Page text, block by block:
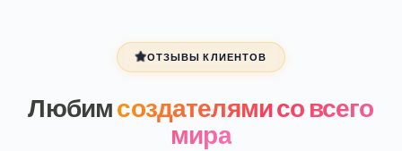
ОТЗЫВЫ КЛИЕНТОВ
Любимсоздателями со всего
мира